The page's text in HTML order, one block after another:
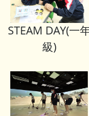
STEAM DAY(一
級)